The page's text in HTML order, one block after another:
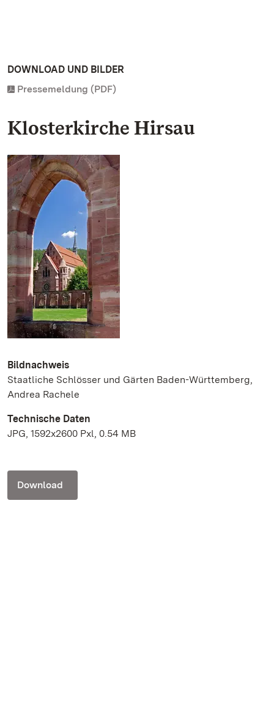
DOWNLOAD UND BILDER
Pressemeldung (PDF)
Klosterkirche Hirsau
Bildnachweis
Staatliche Schlösser und Gärten Baden-Württemberg,
Andrea Rachele
Technische Daten
JPG, 1592x2600 Pxl, 0.54 MB
Download